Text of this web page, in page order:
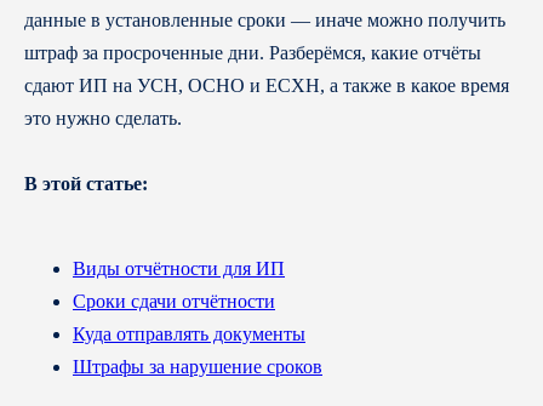
данные в установленные сроки — иначе можно получить
штраф за просроченные дни. Разберёмся, какие отчёты
сдают ИП на УСН, ОСНО и ЕСХН, а также в какое время
это нужно сделать.
В этой статье:
Виды отчётности для ИП
Сроки сдачи отчётности
Куда отправлять документы
Штрафы за нарушение сроков